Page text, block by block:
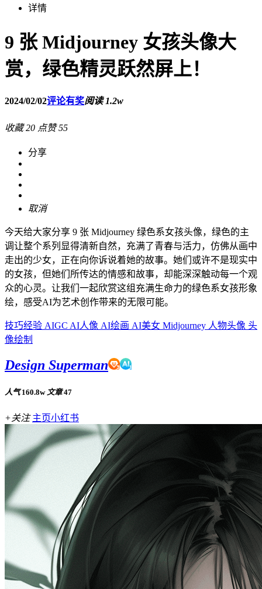
详情
9 张 Midjourney 女孩头像大
赏，绿色精灵跃然屏上！
2024/02/02评论有奖阅读 1.2w
收藏 20 点赞 55
分享
取消
今天给大家分享 9 张 Midjourney 绿色系女孩头像，绿色的主
调让整个系列显得清新自然，充满了青春与活力，仿佛从画中
走出的少女，正在向你诉说着她的故事。她们或许不是现实中
的女孩，但她们所传达的情感和故事，却能深深触动每一个观
众的心灵。让我们一起欣赏这组充满生命力的绿色系女孩形象
绘，感受AI为艺术创作带来的无限可能。
技巧经验 AIGC AI人像 AI绘画 AI美女 Midjourney 人物头像 头
像绘制
Design Superman
人气 160.8w 文章 47
+关注 主页小红书